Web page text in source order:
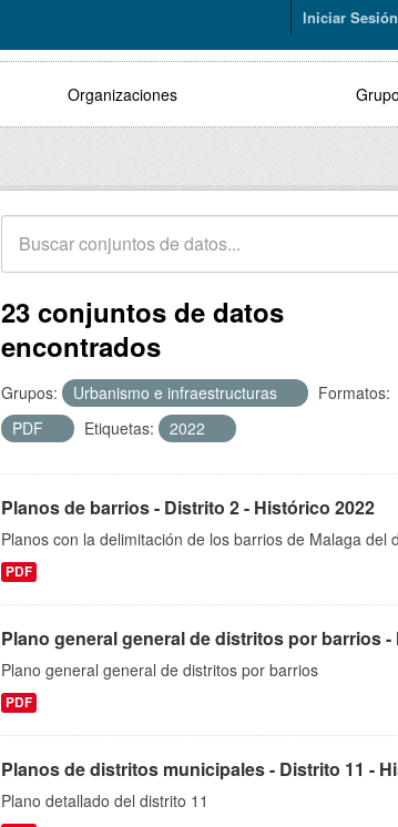
Iniciar Sesión
Organizaciones
23 conjuntos de datos
encontrados
Grupos: Urbanismo e infraestructuras
Formatos:
PDF
Etiquetas: 2022
Planos de barrios - Distrito 2 - Histórico 2022
Planos con la delimitación de los barrios de Malaga del
PDF
Plano general general de distritos por barrios -
Plano general general de distritos por barrios
PDF
Planos de distritos municipales - Distrito 11 -
Plano detallado del distrito 11